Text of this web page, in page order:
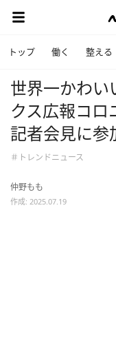
トップ 働く 整える
世界一かわ
クス広報コロ
記者会見に参
＃トレンドニュース
仲野もも
作成: 2025.07.19